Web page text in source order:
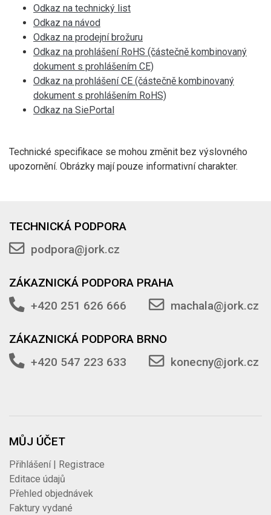
Odkaz na technický list
Odkaz na návod
Odkaz na prodejní brožuru
Odkaz na prohlášení RoHS (částečně kombinovaný
dokument s prohlášením CE)
Odkaz na prohlášení CE (částečně kombinovaný
dokument s prohlášením RoHS)
Odkaz na SiePortal
Technické specifikace se mohou změnit bez výslovného
upozornění. Obrázky mají pouze informativní charakter.
TECHNICKÁ PODPORA
podpora@jork.cz
ZÁKAZNICKÁ PODPORA PRAHA
+420 251 626 666
machala@jork.cz
ZÁKAZNICKÁ PODPORA BRNO
+420 547 223 633
konecny@jork.cz
MŮJ ÚČET
Přihlášení | Registrace
Editace údajů
Přehled objednávek
Faktury vydané